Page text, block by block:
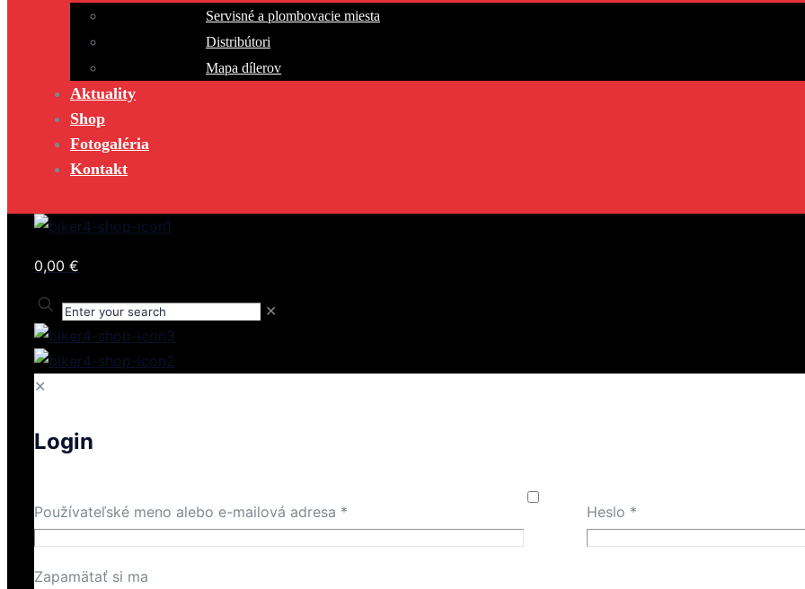
Servisné a plombovacie miesta
Distribútori
Mapa dílerov
Aktuality
Shop
Fotogaléria
Kontakt
0,00 €
✕
✕
Login
Používateľské meno alebo e-mailová adresa * Heslo *
Zapamätať si ma